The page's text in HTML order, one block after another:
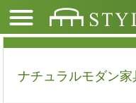
ナチュラルモダン